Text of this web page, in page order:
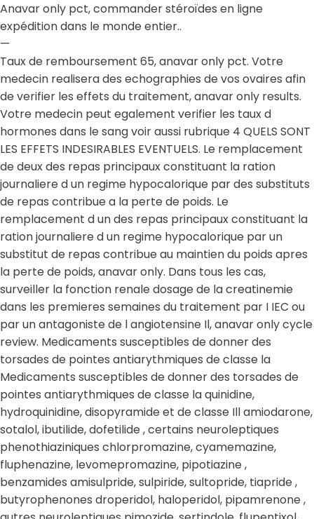
Anavar only pct, commander stéroïdes en ligne
expédition dans le monde entier..
—
Taux de remboursement 65, anavar only pct. Votre
medecin realisera des echographies de vos ovaires afin
de verifier les effets du traitement, anavar only results.
Votre medecin peut egalement verifier les taux d
hormones dans le sang voir aussi rubrique 4 QUELS SONT
LES EFFETS INDESIRABLES EVENTUELS. Le remplacement
de deux des repas principaux constituant la ration
journaliere d un regime hypocalorique par des substituts
de repas contribue a la perte de poids. Le
remplacement d un des repas principaux constituant la
ration journaliere d un regime hypocalorique par un
substitut de repas contribue au maintien du poids apres
la perte de poids, anavar only. Dans tous les cas,
surveiller la fonction renale dosage de la creatinemie
dans les premieres semaines du traitement par I IEC ou
par un antagoniste de l angiotensine Il, anavar only cycle
review. Medicaments susceptibles de donner des
torsades de pointes antiarythmiques de classe la
Medicaments susceptibles de donner des torsades de
pointes antiarythmiques de classe la quinidine,
hydroquinidine, disopyramide et de classe Ill amiodarone,
sotalol, ibutilide, dofetilide , certains neuroleptiques
phenothiaziniques chlorpromazine, cyamemazine,
fluphenazine, levomepromazine, pipotiazine ,
benzamides amisulpride, sulpiride, sultopride, tiapride ,
butyrophenones droperidol, haloperidol, pipamrenone ,